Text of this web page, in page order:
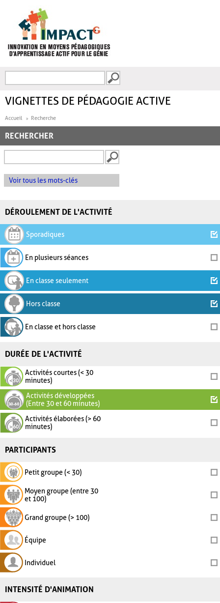
FORMULAIRE DE
VIGNETTES DE PÉDAGOGIE ACTIVE
Accueil Recherche
RECHERCHER
Voir tous les mots-clés
DÉROULEMENT DE L'ACTIVITÉ
Sporadiques
En plusieurs séances
En classe seulement
Hors classe
En classe et hors classe
DURÉE DE L'ACTIVITÉ
Activités courtes (< 30
minutes)
Activités développées
(Entre 30 et 60 minutes)
Activités élaborées (> 60
minutes)
PARTICIPANTS
Petit groupe (< 30)
Moyen groupe (entre 30
et 100)
Grand groupe (> 100)
Équipe
Individuel
INTENSITÉ D'ANIMATION